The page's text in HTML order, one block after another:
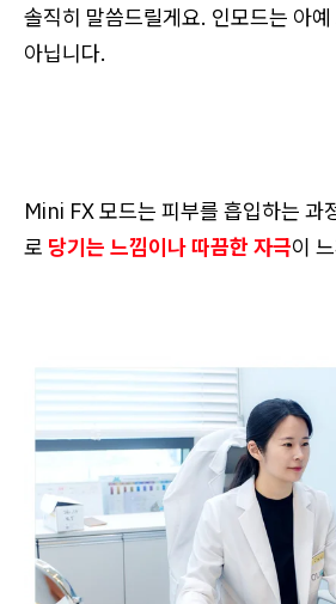
솔직히 말씀드릴게요. 인모드는 아
아닙니다.
Mini FX 모드는 피부를 흡입하는 과
로 당기는 느낌이나 따끔한 자극이